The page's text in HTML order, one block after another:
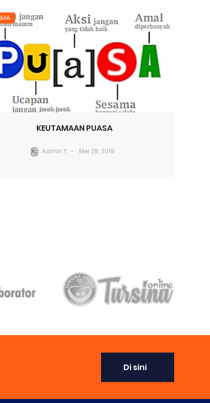
KEUTAMAAN PUASA
Admin Y Mei 28, 2018
Di sini